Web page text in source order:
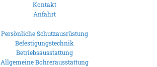
Kontakt
Anfahrt
Persönliche Schutzausrüstung
Befestigungstechnik
Betriebsausstattung
Allgemeine Bohrerausstattung